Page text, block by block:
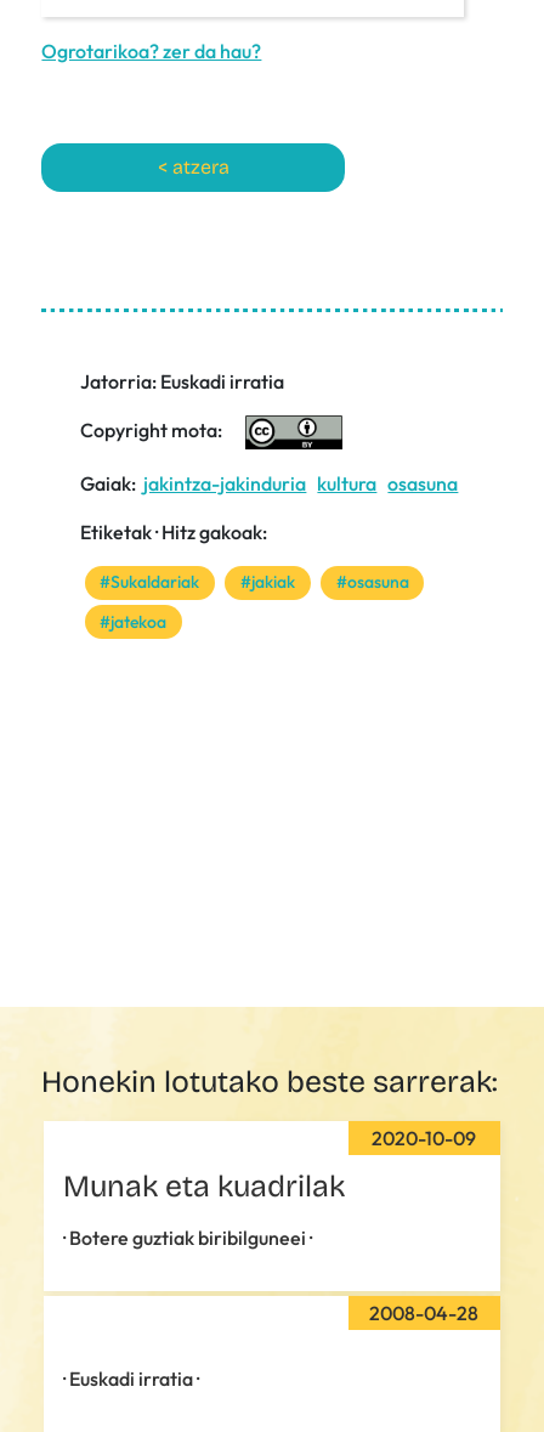
Ogrotarikoa? zer da hau?
< atzera
Jatorria: Euskadi irratia
Copyright mota:
Gaiak: jakintza-jakinduria kultura osasuna
Etiketak · Hitz gakoak:
#Sukaldariak #jakiak
#osasuna
#jatekoa
Honekin lotutako beste sarrerak:
2020-10-09
Munak eta kuadrilak
· Botere guztiak biribilguneei ·
2008-04-28
· Euskadi irratia ·